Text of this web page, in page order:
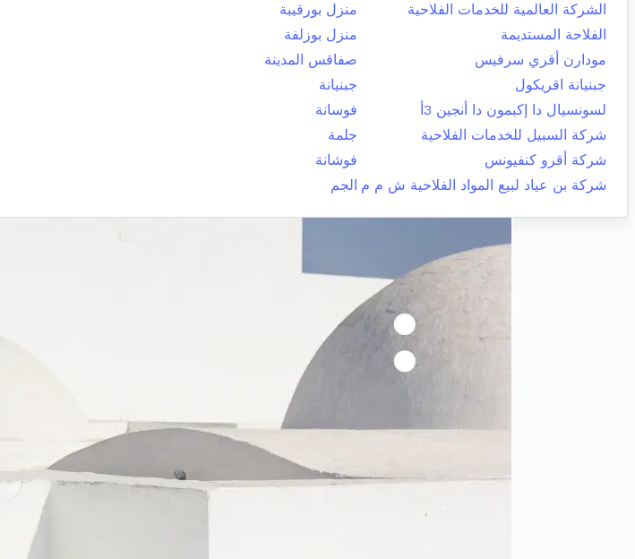
الشركة العالمية للخدمات الفلاحية
منزل بورقيبة
الفلاحة المستديمة
منزل بوزلفة
مودارن أقري سرفيس
صفاقس المدينة
جبنيانة اقريكول
جبنيانة
لسونسيال دا إكبمون دا أنجين 3أ
فوسانة
شركة السبيل للخدمات الفلاحية
جلمة
شركة أقرو كنفيونس
فوشانة
شركة بن عياد لبيع المواد الفلاحية ش م م الجم